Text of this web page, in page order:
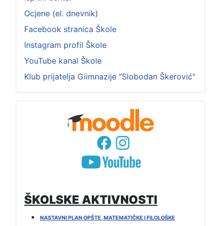
Ocjene (el. dnevnik)
Facebook stranica Škole
Instagram profil Škole
YouTube kanal Škole
Klub prijatelja Giimnazije "Slobodan Škerović"
ŠKOLSKE AKTIVNOSTI
NASTAVNI PLAN OPŠTE, MATEMATIČKE I FILOLOŠKE